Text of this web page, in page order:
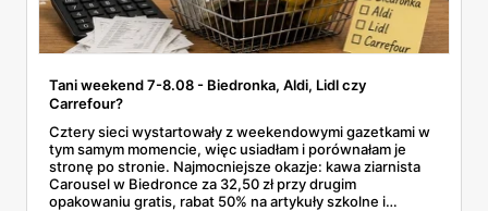
Tani weekend 7-8.08 - Biedronka, Aldi, Lidl czy
Carrefour?
Cztery sieci wystartowały z weekendowymi gazetkami w
tym samym momencie, więc usiadłam i porównałam je
stronę po stronie. Najmocniejsze okazje: kawa ziarnista
Carousel w Biedronce za 32,50 zł przy drugim
opakowaniu gratis, rabat 50% na artykuły szkolne i